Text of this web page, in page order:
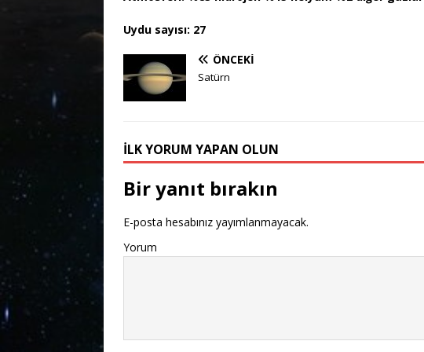
Uydu sayısı: 27
ÖNCEKI
Satürn
İLK YORUM YAPAN OLUN
Bir yanıt bırakın
E-posta hesabınız yayımlanmayacak.
Yorum